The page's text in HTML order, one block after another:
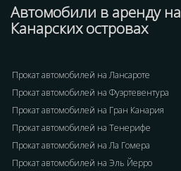
Автомобили в аренду на
Канарских островах
Прокат автомобилей на Лансароте
Прокат автомобилей на Фуэртевентура
Прокат автомобилей на Гран Канария
Прокат автомобилей на Тенерифе
Прокат автомобилей на Ла Гомера
Прокат автомобилей на Эль Йерро